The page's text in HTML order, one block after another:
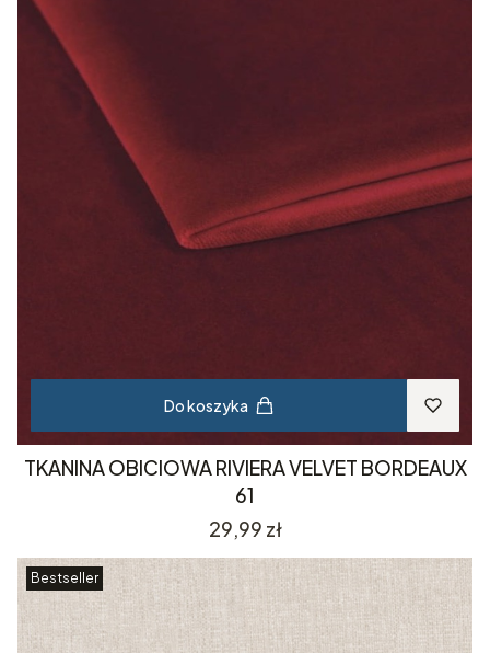
Do koszyka
TKANINA OBICIOWA RIVIERA VELVET BORDEAUX
61
Cena
29,99 zł
Bestseller